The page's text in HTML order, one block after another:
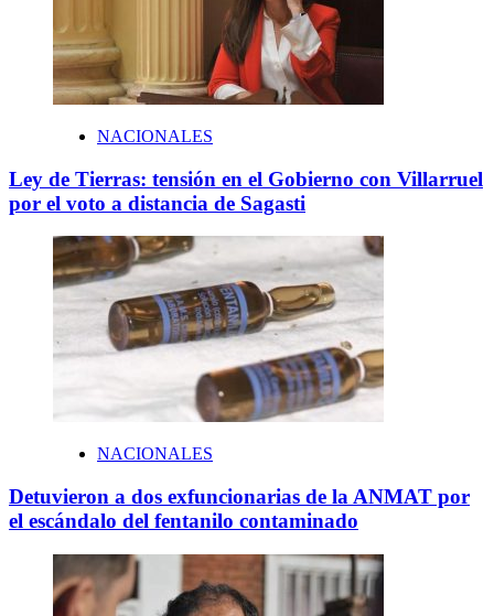
NACIONALES
Ley de Tierras: tensión en el Gobierno con Villarruel
por el voto a distancia de Sagasti
NACIONALES
Detuvieron a dos exfuncionarias de la ANMAT por
el escándalo del fentanilo contaminado